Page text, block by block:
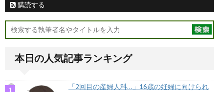
購読する
本日の人気記事ランキング
「2回目の産婦人科…」16歳の妊婦に向けられ